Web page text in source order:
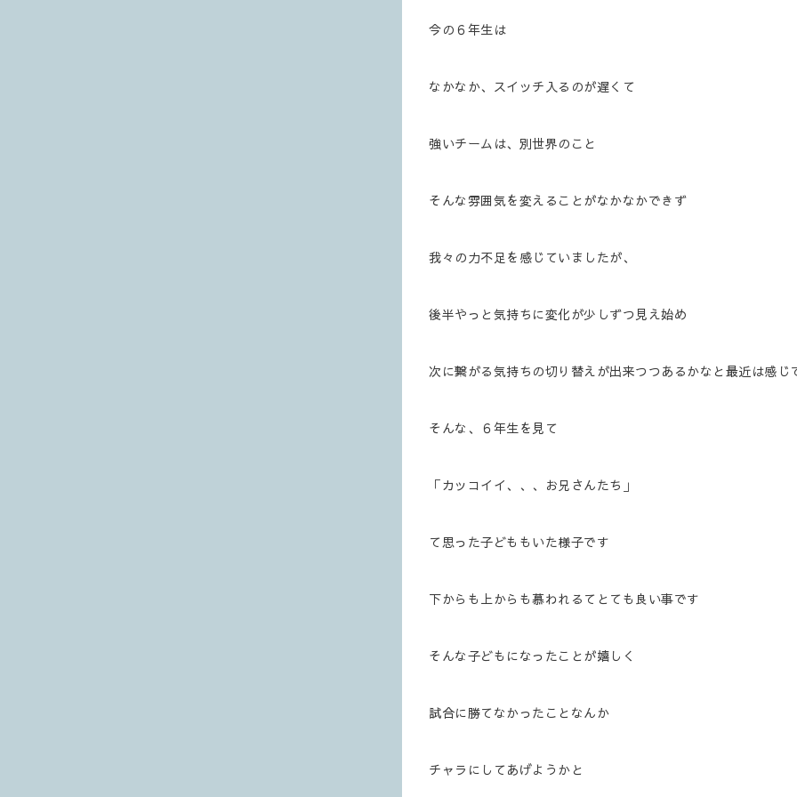
今の６年生は
なかなか、スイッチ入るのが遅くて
強いチームは、別世界のこと
そんな雰囲気を変えることがなかなかできず
我々の力不足を感じていましたが、
後半やっと気持ちに変化が少しずつ見え始め
次に繋がる気持ちの切り替えが出来つつあるかなと最近は感じ
そんな、６年生を見て
「カッコイイ、、、お兄さんたち」
て思った子どももいた様子です
下からも上からも慕われるてとても良い事です
そんな子どもになったことが嬉しく
試合に勝てなかったことなんか
チャラにしてあげようかと